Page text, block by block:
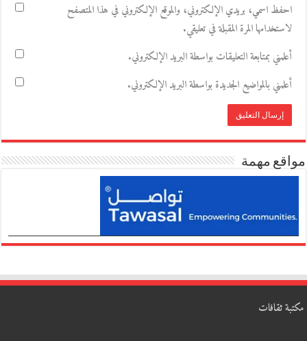
احفظ اسمي، بريدي الإلكتروني، والموقع الإلكتروني في هذا المتصفح
لاستخدامها المرة المقبلة في تعليقي.
أعلمني بمتابعة التعليقات بواسطة البريد الإلكتروني.
أعلمني بالمواضيع الجديدة بواسطة البريد الإلكتروني.
مواقع مهمة
مكتبة ثقافات